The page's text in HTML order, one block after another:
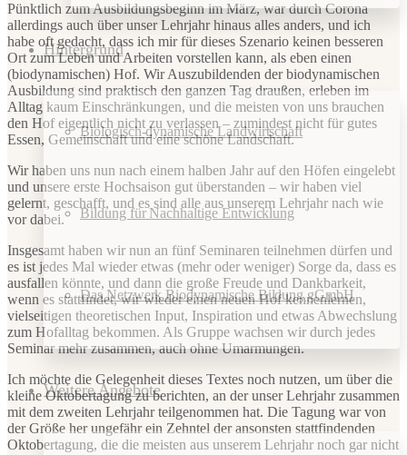
Hintergrund
Biologisch-dynamische Landwirtschaft
Bildung für Nachhaltige Entwicklung
Das Netzwerk Biodynamische Bildung gGmbH
Weitere Angebote
Pünktlich zum Ausbildungsbeginn im März, war durch Corona
allerdings auch über unser Lehrjahr hinaus alles anders, und ich
habe oft gedacht, dass ich mir für dieses Szenario keinen besseren
Ort zum Leben und Arbeiten vorstellen kann, als eben einen
(biodynamischen) Hof. Wir Auszubildenden der biodynamischen
Ausbildung sind praktisch den ganzen Tag draußen, erleben im
Alltag kaum Einschränkungen, und die meisten von uns brauchen
den Hof eigentlich nicht zu verlassen – zumindest nicht für gutes
Essen, Gemeinschaft und eine schöne Landschaft.
Wir haben uns nun nach einem halben Jahr auf den Höfen eingelebt
und unsere erste Hochsaison gut überstanden – wir haben viel
gelernt, geschafft, und es sind alle aus unserem Lehrjahr nach wie
vor dabei.
Insgesamt haben wir nun an fünf Seminaren teilnehmen dürfen und
es ist jedes Mal wieder etwas (mehr oder weniger) Sorge da, dass es
ausfallen könnte, und dann die große Freude und Dankbarkeit,
wenn es stattfindet, wir wieder einen neuen Hof kennenlernen,
vielseitigen theoretischen Input, Inspiration und etwas Abwechslung
zum Hofalltag bekommen. Als Gruppe wachsen wir durch jedes
Seminar mehr zusammen, auch ohne Umarmungen.
Ich möchte die Gelegenheit dieses Textes noch nutzen, um über die
kleine Oktobertagung zu berichten, an der unser Lehrjahr zusammen
mit dem zweiten Lehrjahr teilgenommen hat. Die Tagung war von
der Größe her ungefähr ein Zehntel der ansonsten stattfindenden
Oktobertagung, die die meisten aus unserem Lehrjahr noch gar nicht